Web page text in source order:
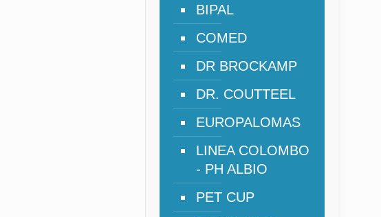
BIPAL
COMED
DR BROCKAMP
DR. COUTTEEL
EUROPALOMAS
LINEA COLOMBO
- PH ALBIO
PET CUP